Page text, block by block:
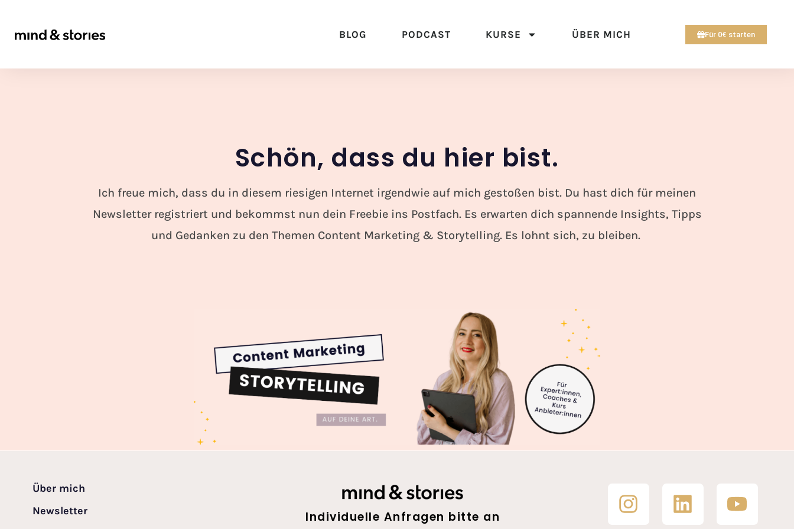
BLOG PODCAST KURSE ÜBER MICH Für 0€ starten
Schön, dass du hier bist.
Ich freue mich, dass du in diesem riesigen Internet irgendwie auf mich gestoßen bist. Du hast dich für meinen
Newsletter registriert und bekommst nun dein Freebie ins Postfach. Es erwarten dich spannende Insights, Tipps
und Gedanken zu den Themen Content Marketing & Storytelling. Es lohnt sich, zu bleiben.
Über mich
Newsletter
Individuelle Anfragen bitte an